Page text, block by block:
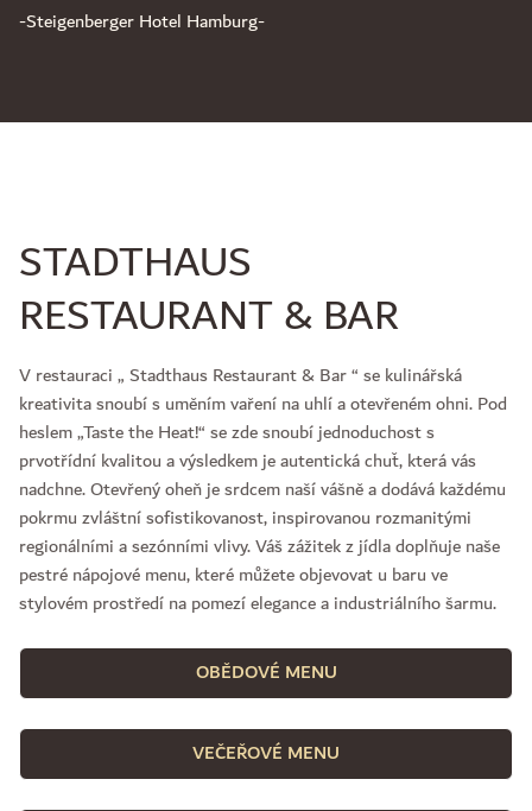
-Steigenberger Hotel Hamburg-
STADTHAUS
RESTAURANT & BAR
V restauraci „ Stadthaus Restaurant & Bar “ se kulinářská
kreativita snoubí s uměním vaření na uhlí a otevřeném ohni. Pod
heslem „Taste the Heat!“ se zde snoubí jednoduchost s
prvotřídní kvalitou a výsledkem je autentická chuť, která vás
nadchne. Otevřený oheň je srdcem naší vášně a dodává každému
pokrmu zvláštní sofistikovanost, inspirovanou rozmanitými
regionálními a sezónními vlivy. Váš zážitek z jídla doplňuje naše
pestré nápojové menu, které můžete objevovat u baru ve
stylovém prostředí na pomezí elegance a industriálního šarmu.
OBĚDOVÉ MENU
VEČEŘOVÉ MENU